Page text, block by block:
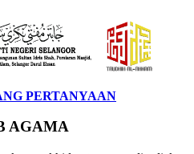
PERTANYAAN
AGAMA